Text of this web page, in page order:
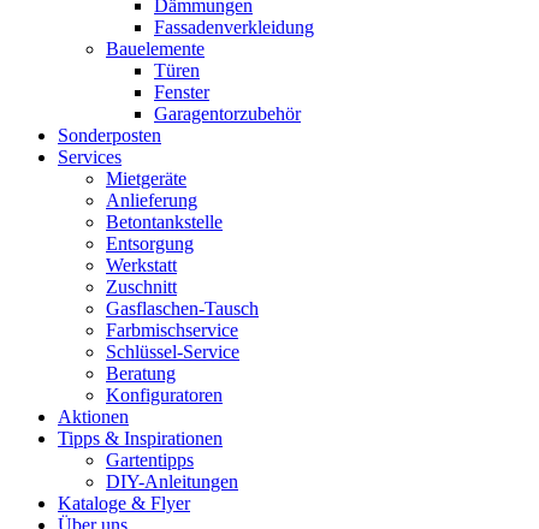
Dämmungen
Fassadenverkleidung
Bauelemente
Türen
Fenster
Garagentorzubehör
Sonderposten
Services
Mietgeräte
Anlieferung
Betontankstelle
Entsorgung
Werkstatt
Zuschnitt
Gasflaschen-Tausch
Farbmischservice
Schlüssel-Service
Beratung
Konfiguratoren
Aktionen
Tipps & Inspirationen
Gartentipps
DIY-Anleitungen
Kataloge & Flyer
Über uns